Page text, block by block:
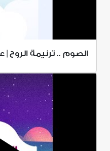
الصوم .. ترنيمة الروح